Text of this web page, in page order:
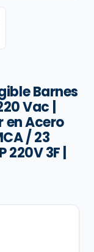
Barnes
Vac |
en Acero
/ 23
220V 3F |